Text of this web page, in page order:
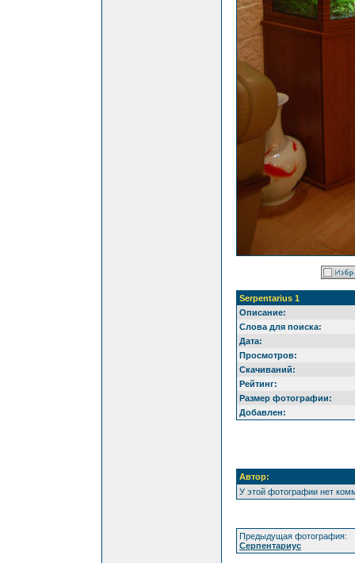
Serpentarius 1
Описание:
Слова для поиска:
Дата:
Просмотров:
Скачиваний:
Рейтинг:
Размер фотографии:
Добавлен:
Автор:
У этой фотографии нет
Предыдущая фотография:
Серпентариус